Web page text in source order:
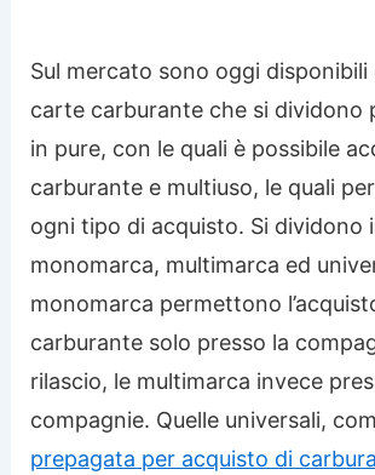
Sul mercato sono oggi
carte carburante che si dividono
in pure, con le quali è possibile
carburante e multiuso, le quali
ogni tipo di acquisto. Si dividono
monomarca, multimarca ed
monomarca permettono
carburante solo presso la
rilascio, le multimarca invece
compagnie. Quelle universali,
prepagata per acquisto di